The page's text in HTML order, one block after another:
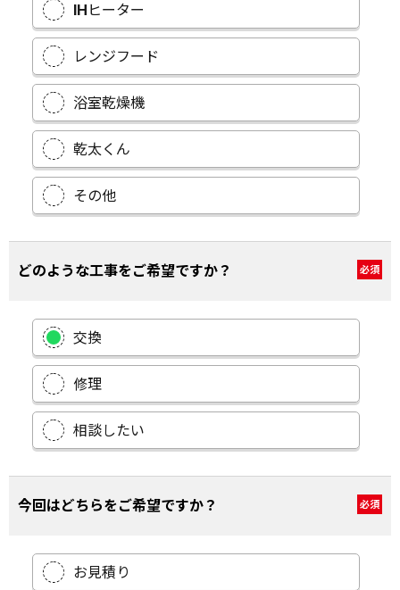
IHヒーター
レンジフード
浴室乾燥機
乾太くん
その他
どのような工事をご希望ですか？ 必須
交換
修理
相談したい
今回はどちらをご希望ですか？ 必須
お見積り